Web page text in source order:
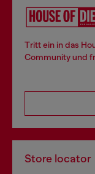
Tritt ein in das
Community und
Store locator